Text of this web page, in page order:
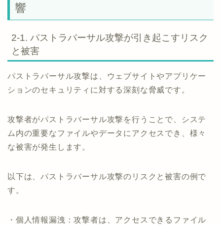
響
2-1. パストラバーサル攻撃が引き起こすリスク
と被害
パストラバーサル攻撃は、ウェブサイトやアプリケー
ションのセキュリティに対する深刻な脅威です。
攻撃者がパストラバーサル攻撃を行うことで、システ
ム内の重要なファイルやデータにアクセスでき、様々
な被害が発生します。
以下は、パストラバーサル攻撃のリスクと被害の例で
す。
・個人情報漏洩：攻撃者は、アクセスできるファイル